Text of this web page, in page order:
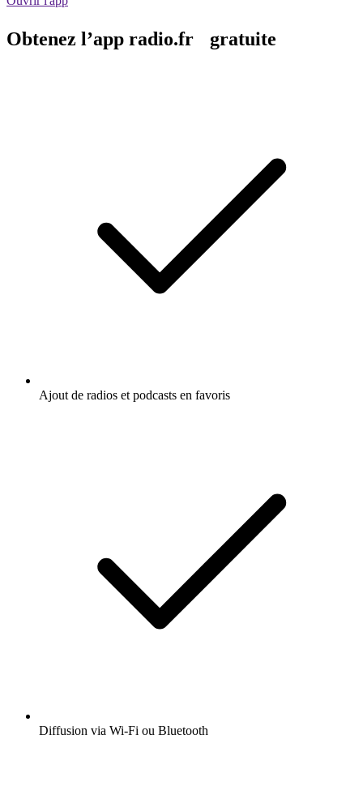
Obtenez l’app radio.fr gratuite
Ajout de radios et podcasts en favoris
Diffusion via Wi-Fi ou Bluetooth